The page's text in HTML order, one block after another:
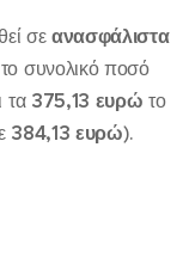
σε ανασφάλιστα
συνολικό ποσό
τα 375,13 ευρώ το
384,13 ευρώ).